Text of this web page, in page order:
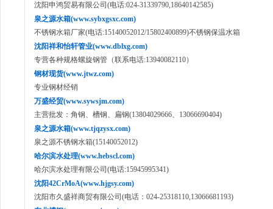
沈阳申鸿贸易有限公司(电话:024-31339790,18640142585)
泉之源水箱(www.sybxgsxc.com)
不锈钢水箱厂家(电话:15140052012/15802400899)不锈钢保温水箱
沈阳祥和怡轩管业(www.dblxg.com)
专营各种规格螺旋钢管（联系电话:13940082110）
钢材现货(www.jtwz.com)
专业钢材经销
万盛经贸(www.sywsjm.com)
主营批发：角钢、槽钢、扁钢(13804029666、13066690404)
泉之源水箱(www.tjqzysx.com)
泉之源不锈钢水箱(15140052012)
哈尔滨水处理(www.hebscl.com)
哈尔滨水处理有限公司(电话:15945995341)
沈阳42CrMoA(www.hjgsy.com)
沈阳市久盛祥商贸有限公司(电话：024-25318110,13066681193)